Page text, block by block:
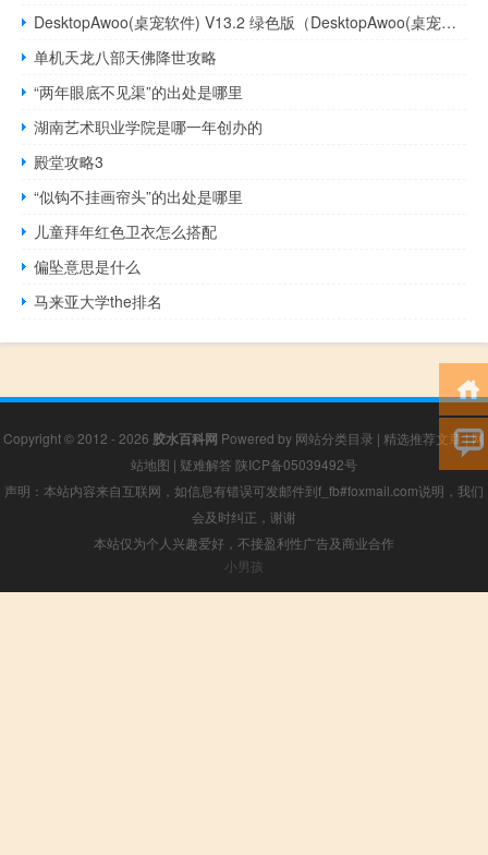
DesktopAwoo(桌宠软件) V13.2 绿色版（DesktopAwoo(桌宠软件) V13.2 绿色版功能简介）
单机天龙八部天佛降世攻略
“两年眼底不见渠”的出处是哪里
湖南艺术职业学院是哪一年创办的
殿堂攻略3
“似钩不挂画帘头”的出处是哪里
儿童拜年红色卫衣怎么搭配
偏坠意思是什么
马来亚大学the排名
Copyright © 2012 - 2026 胶水百科网 Powered by 网站分类目录 | 精选推荐文章|网
站地图 | 疑难解答 陕ICP备05039492号
声明：本站内容来自互联网，如信息有错误可发邮件到f_fb#foxmail.com说明，我们
会及时纠正，谢谢
本站仅为个人兴趣爱好，不接盈利性广告及商业合作
小男孩